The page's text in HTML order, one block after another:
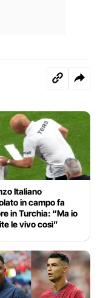
Italiano
in campo fa
in Turchia: “Ma io
le vivo così”